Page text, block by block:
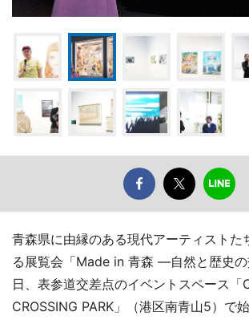
青森県に由縁のある現代アーティストた
る展覧会「Made in 青森 ―自然と歴史
日、表参道交差点のイベントスペース「
CROSSING PARK」（港区南青山5）で始